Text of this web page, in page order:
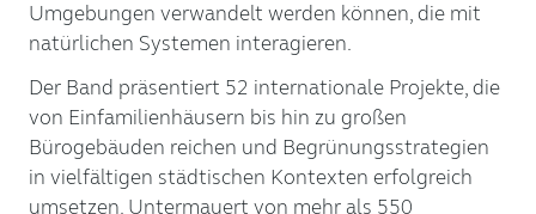
Umgebungen verwandelt werden können, die mit
natürlichen Systemen interagieren.
Der Band präsentiert 52 internationale Projekte, die
von Einfamilienhäusern bis hin zu großen
Bürogebäuden reichen und Begrünungsstrategien
in vielfältigen städtischen Kontexten erfolgreich
umsetzen. Untermauert von mehr als 550